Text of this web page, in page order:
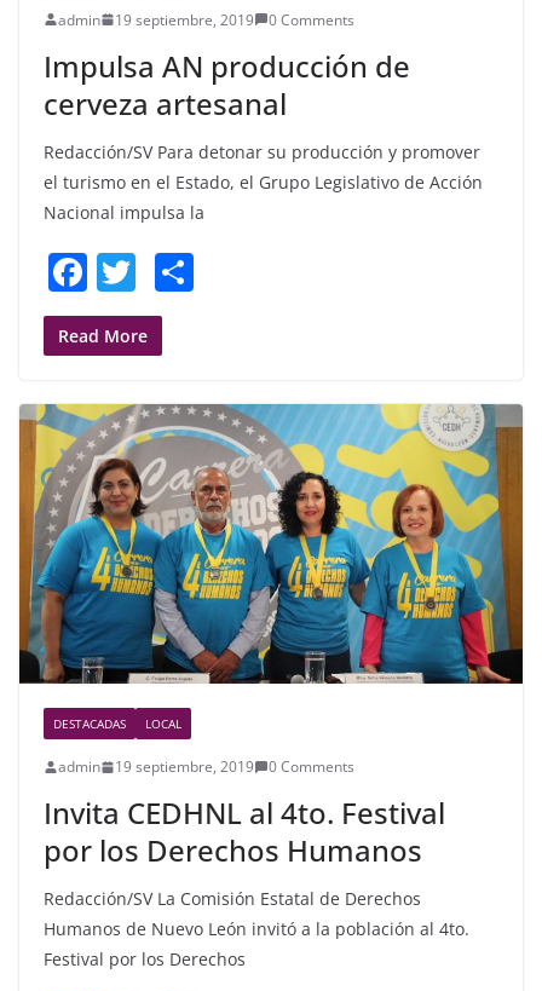
admin 19 septiembre, 2019 0 Comments
Impulsa AN producción de
cerveza artesanal
Redacción/SV Para detonar su producción y promover
el turismo en el Estado, el Grupo Legislativo de Acción
Nacional impulsa la
F
a
c
b
o
o
k
T
w
itt
Read More
DESTACADAS LOCAL
admin 19 septiembre, 2019 0 Comments
Invita CEDHNL al 4to. Festival
por los Derechos Humanos
Redacción/SV La Comisión Estatal de Derechos
Humanos de Nuevo León invitó a la población al 4to.
Festival por los Derechos